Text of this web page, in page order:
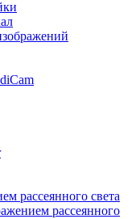
рассеянного света
рассеянного